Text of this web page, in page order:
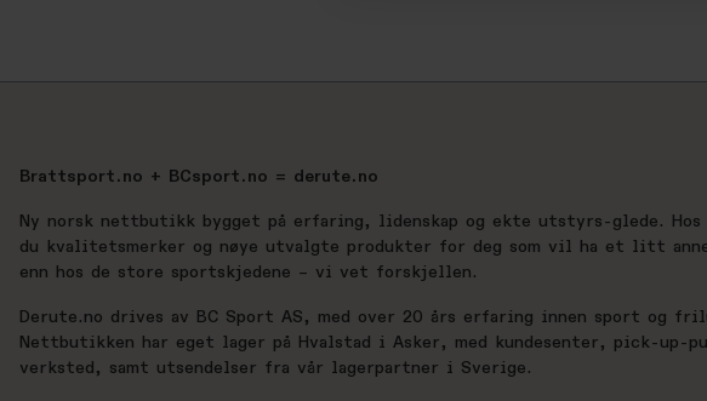
Brattsport.no + BCsport.no = derute.no
Ny norsk nettbutikk bygget på erfaring, lidenskap og ekte utstyrs-glede. Hos
du kvalitetsmerker og nøye utvalgte produkter for deg som vil ha et litt
enn hos de store sportskjedene – vi vet forskjellen.
Derute.no drives av BC Sport AS, med over 20 års erfaring innen sport og
Nettbutikken har eget lager på Hvalstad i Asker, med kundesenter, pick-up-
verksted, samt utsendelser fra vår lagerpartner i Sverige.